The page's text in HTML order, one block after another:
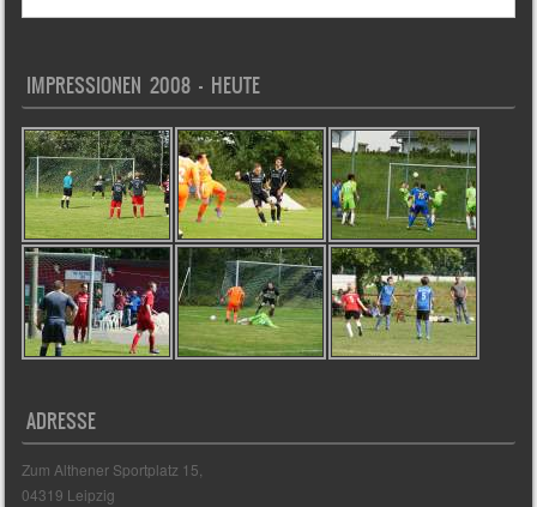
IMPRESSIONEN 2008 – HEUTE
ADRESSE
Zum Althener Sportplatz 15,
04319 Leipzig